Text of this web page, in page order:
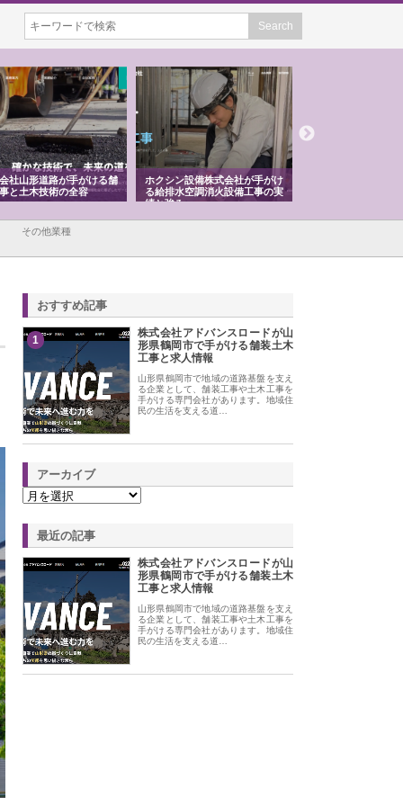
社山形道路が手がける舗
と土木技術の全容
ホクシン設備株式会社が手がけ
る給排水空調消火設備工事の実
績と強み
その他業種
おすすめ記事
1
株式会社アドバンスロードが山
形県鶴岡市で手がける舗装土木
工事と求人情報
山形県鶴岡市で地域の道路基盤を支え
る企業として、舗装工事や土木工事を
手がける専門会社があります。地域住
民の生活を支える道…
アーカイブ
最近の記事
株式会社アドバンスロードが山
形県鶴岡市で手がける舗装土木
工事と求人情報
山形県鶴岡市で地域の道路基盤を支え
る企業として、舗装工事や土木工事を
手がける専門会社があります。地域住
民の生活を支える道…